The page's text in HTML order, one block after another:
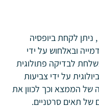
לקחת ביופסיה
ובאלחוש על ידי
לבדיקה פתולוגית
על ידי צביעות
של הממצא וכך לכוון את
של תאים סרטניים.